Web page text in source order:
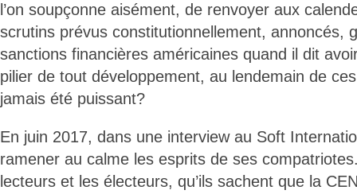
l’on soupçonne aisément, de renvoyer aux
scrutins prévus constitutionnellement, annoncés,
sanctions financières américaines quand il dit
pilier de tout développement, au lendemain de
jamais été puissant?
En juin 2017, dans une interview au Soft
ramener au calme les esprits de ses
lecteurs et les électeurs, qu’ils sachent que la